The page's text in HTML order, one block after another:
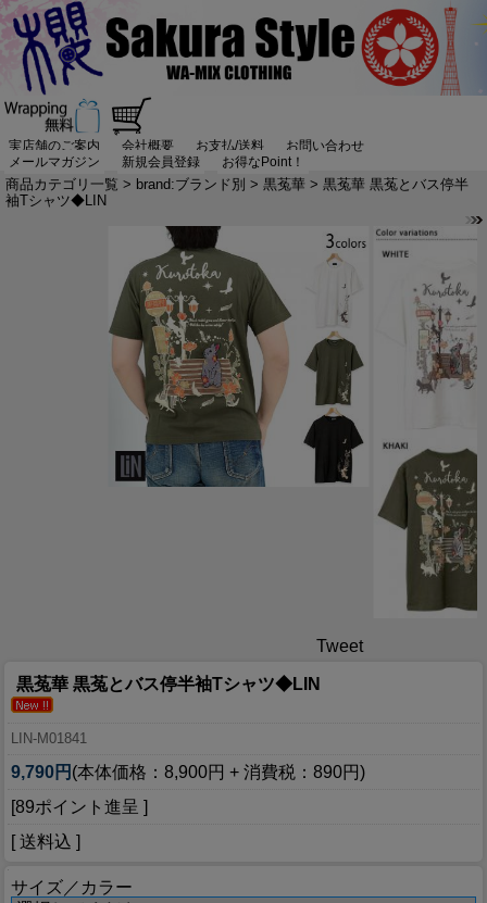
実店舗のご案内 会社概要 お支払/送料
お問い合わせ
メールマガジン
新規会員登録 お得なPoint！
商品カテゴリ一覧 > brand:ブランド別 > 黒菟華 > 黒菟華 黒菟とバス停半
袖Tシャツ◆LIN
Tweet
黒菟華 黒菟とバス停半袖Tシャツ◆LIN
LIN-M01841
9,790円 (本体価格：8,900円 + 消費税：890円)
[89ポイント進呈 ]
[ 送料込 ]
サイズ／カラー